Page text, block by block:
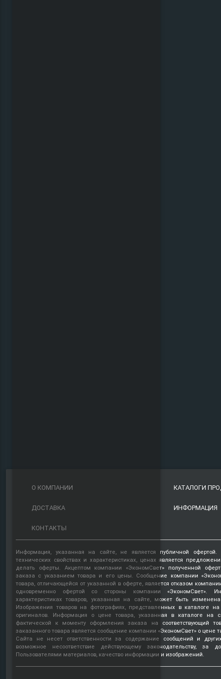
О КОМПАНИИ КАТАЛОГИ
ДОСТАВКА ИНФОРМАЦИЯ
КОНТАКТЫ
Информация, указанная на сайте, не является публичной
технических свойствах и характеристиках, ценах является
делать оферты. Акцептом компании «ЭкономСвет» полученной
заказа с указанием товара и его цены. Сообщение компании
товара, отличающейся от указанной в оферте, является отказом
одновременно офертой со стороны компании «ЭкономСвет».
характеристиках товаров, указанная на сайте, может быть
Изображения товаров на фотографиях, представленных в каталоге на
оригиналов. Информация о цене товара, указанная в каталоге на
фактической к моменту оформления заказа на соответствующий
заказанного товара является сообщение компании «ЭкономСвет» о цене
Сайта не несет ответственности за содержание сообщений и
возможное несоответствие действующему законодательству, за
Пользователями материалов, качество информации и изображений.